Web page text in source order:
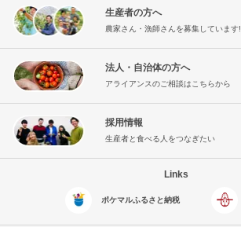
生産者の方へ
農家さん・漁師さんを募集しています!
法人・自治体の方へ
アライアンスのご相談はこちらから
採用情報
生産者と食べる人をつなぎたい
Links
ポケマルふるさと納税